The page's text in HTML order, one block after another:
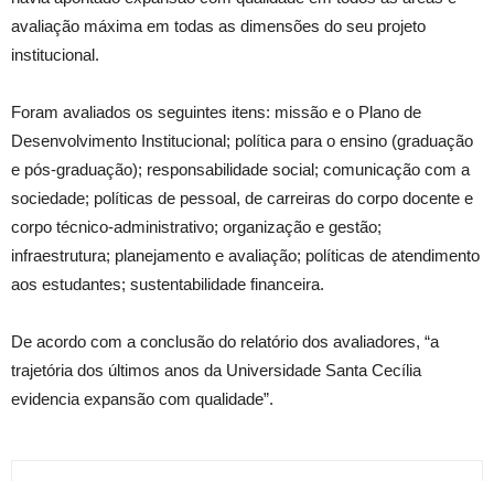
avaliação máxima em todas as dimensões do seu projeto
institucional.
Foram avaliados os seguintes itens: missão e o Plano de
Desenvolvimento Institucional; política para o ensino (graduação
e pós-graduação); responsabilidade social; comunicação com a
sociedade; políticas de pessoal, de carreiras do corpo docente e
corpo técnico-administrativo; organização e gestão;
infraestrutura; planejamento e avaliação; políticas de atendimento
aos estudantes; sustentabilidade financeira.
De acordo com a conclusão do relatório dos avaliadores, “a
trajetória dos últimos anos da Universidade Santa Cecília
evidencia expansão com qualidade”.